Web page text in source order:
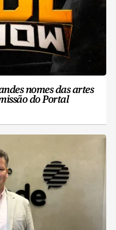
nomes das artes
do Portal